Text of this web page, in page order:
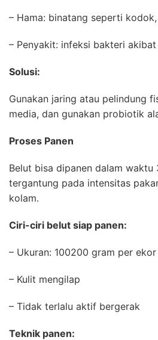
– Hama: binatang seperti
– Penyakit: infeksi bakteri
Solusi:
Gunakan jaring atau pelindung
media, dan gunakan probiotik
Proses Panen
Belut bisa dipanen dalam waktu
tergantung pada intensitas
kolam.
Ciri-ciri belut siap panen:
– Ukuran: 100200 gram per ekor
– Kulit mengilap
– Tidak terlalu aktif bergerak
Teknik panen: